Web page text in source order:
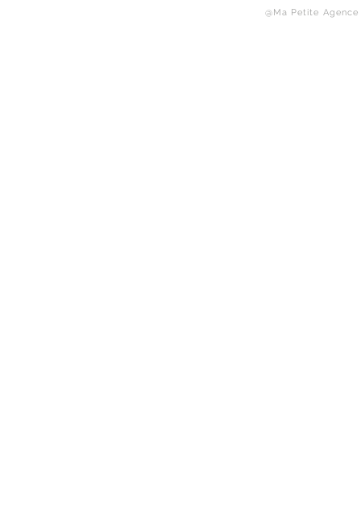
@Ma Petite